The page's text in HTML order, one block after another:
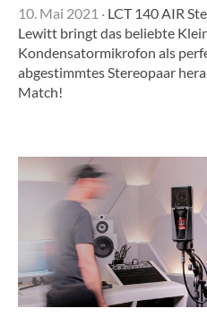
10. Mai 2021 · LCT 140 AIR
Lewitt bringt das beliebte
Kondensatormikrofon als
abgestimmtes Stereopaar
Match!